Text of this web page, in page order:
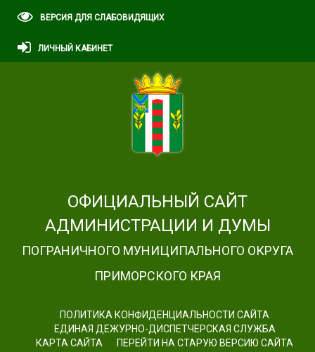
ВЕРСИЯ ДЛЯ СЛАБОВИДЯЩИХ
ЛИЧНЫЙ КАБИНЕТ
ОФИЦИАЛЬНЫЙ САЙТ
АДМИНИСТРАЦИИ И ДУМЫ
ПОГРАНИЧНОГО МУНИЦИПАЛЬНОГО ОКРУГА
ПРИМОРСКОГО КРАЯ
ПОЛИТИКА КОНФИДЕНЦИАЛЬНОСТИ САЙТА
ЕДИНАЯ ДЕЖУРНО-ДИСПЕТЧЕРСКАЯ СЛУЖБА
КАРТА САЙТА
ПЕРЕЙТИ НА СТАРУЮ ВЕРСИЮ САЙТА